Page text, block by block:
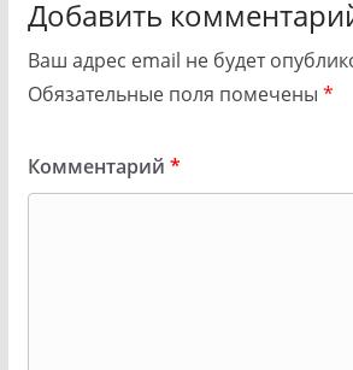
Добавить
Ваш адрес email не будет
Обязательные поля помечены *
Комментарий *